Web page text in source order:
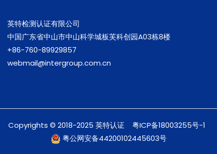
英特检测认证有限公司
中国广东省中山市中山科学城板芙科创园A03栋8楼
+86-760-89929857
webmail@intergroup.com.cn
Copyrights © 2018-2025 英特认证
粤ICP备18003255号-1
粤公网安备44200102445603号